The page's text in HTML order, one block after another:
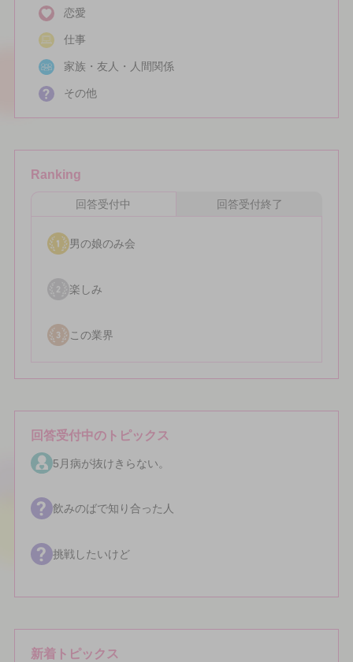
恋愛
仕事
家族・友人・人間関係
その他
Ranking
回答受付中 回答受付終了
男の娘のみ会
楽しみ
この業界
回答受付中のトピックス
5月病が抜けきらない。
飲みのばで知り合った人
挑戦したいけど
新着トピックス